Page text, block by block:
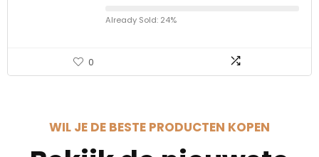
Already Sold: 24%
0
WIL JE DE BESTE PRODUCTEN KOPEN